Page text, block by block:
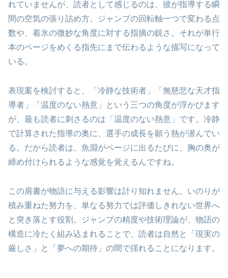
れていませんが、読者として感じるのは、彼が指導する瞬
間の空気の張り詰め方。ジャンプの回転軸一つで変わる点
数や、着氷の微妙な角度に対する指摘の鋭さ。それが単行
本のページをめくる指先にまで伝わるような描写になって
いる。
表現案を検討すると、「冷静な技術者」「無慈悲な天才指
導者」「温度のない熱意」という三つの角度が浮かびます
が、最も読者に刺さるのは「温度のない熱意」です。冷静
で計算された指導の奥に、選手の成長を願う熱が潜んでい
る。だから読者は、魚淵がページに出るたびに、胸の奥が
締め付けられるような感覚を覚えるんですね。
この肩書が物語に与える影響は計り知れません。いのりが
積み重ねた努力を、単なる努力では評価しきれない世界へ
と突き落とす役割。ジャンプの精度や技術理論が、物語の
構造に冷たく組み込まれることで、読者は自然と「現実の
厳しさ」と「夢への期待」の間で揺れることになります。